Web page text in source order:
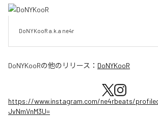
DoNYKooR a.k.a ne4r
DoNYKooRの他のリリース： DoNYKooR
https://www.instagram.com/ne4rbeats/
JvNmVnM3U=